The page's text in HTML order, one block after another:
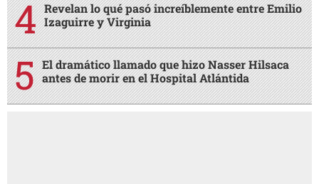
Revelan lo qué pasó increíblemente entre Emilio
Izaguirre y Virginia
El dramático llamado que hizo Nasser Hilsaca
antes de morir en el Hospital Atlántida